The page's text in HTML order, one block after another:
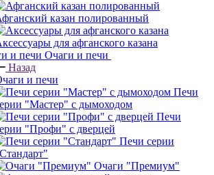
казан полированный
для афганского казана
Очаги и печи
Назад
и печи
Печи
"Мастер" с дымоходом
Печи
"Профи" с дверцей
Печи серии
Очаги "Премиум"